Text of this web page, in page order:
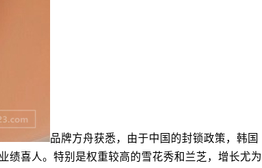
品牌方舟获悉，由于中国的封锁政策，韩国
绩喜人。特别是权重较高的雪花秀和兰芝，增长尤为